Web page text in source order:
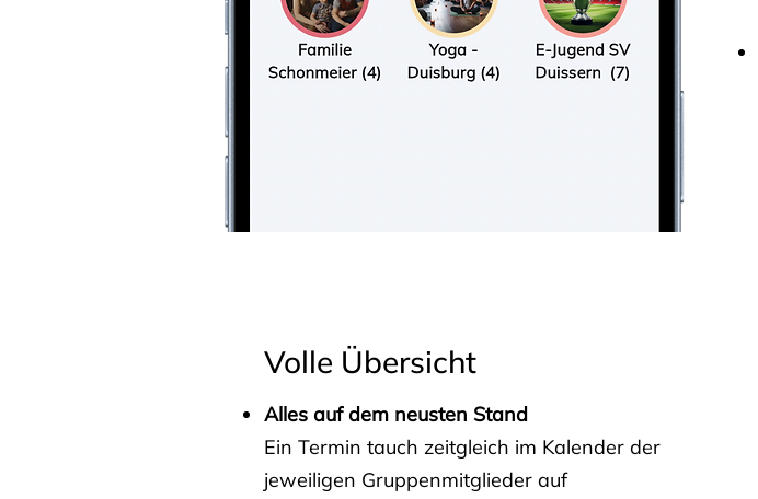
Volle Übersicht
Alles auf dem neusten Stand
Ein Termin tauch zeitgleich im Kalender der
jeweiligen Gruppenmitglieder auf